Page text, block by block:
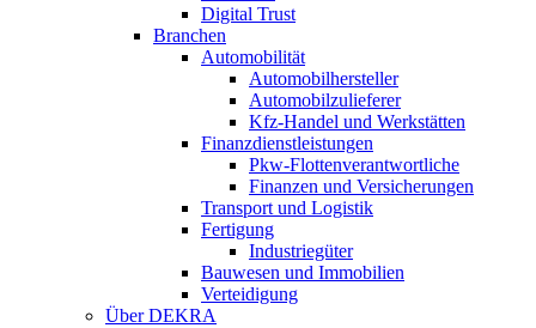
Digital Trust
Branchen
Automobilität
Automobilhersteller
Automobilzulieferer
Kfz-Handel und Werkstätten
Finanzdienstleistungen
Pkw‑Flottenverantwortliche
Finanzen und Versicherungen
Transport und Logistik
Fertigung
Industriegüter
Bauwesen und Immobilien
Verteidigung
Über DEKRA